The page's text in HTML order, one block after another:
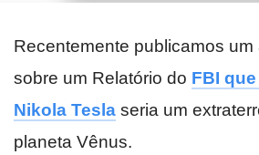
Recentemente publicamos um
sobre um Relatório do FBI
Nikola Tesla seria um
planeta Vênus.